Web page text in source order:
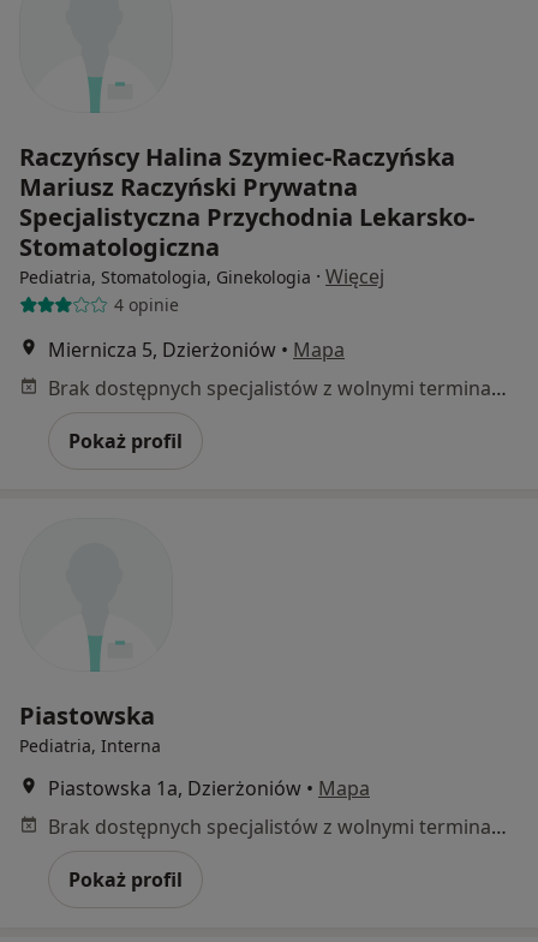
Raczyńscy Halina Szymiec-Raczyńska
Mariusz Raczyński Prywatna
Specjalistyczna Przychodnia Lekarsko-
Stomatologiczna
Pediatria, Stomatologia, Ginekologia · Więcej
4 opinie
Miernicza 5, Dzierżoniów • Mapa
Brak dostępnych specjalistów z wolnymi terminami w tym centrum medycznym.
Pokaż profil
Piastowska
Pediatria, Interna
Piastowska 1a, Dzierżoniów • Mapa
Brak dostępnych specjalistów z wolnymi terminami w tym centrum medycznym.
Pokaż profil